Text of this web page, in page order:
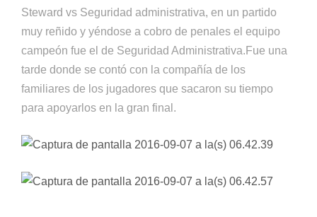
Steward vs Seguridad administrativa, en un partido
muy reñido y yéndose a cobro de penales el equipo
campeón fue el de Seguridad Administrativa.Fue una
tarde donde se contó con la compañía de los
familiares de los jugadores que sacaron su tiempo
para apoyarlos en la gran final.